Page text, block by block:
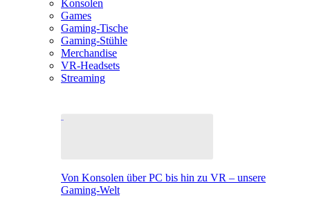
Konsolen
Games
Gaming-Tische
Gaming-Stühle
Merchandise
VR-Headsets
Streaming
Von Konsolen über PC bis hin zu VR – unsere
Gaming-Welt